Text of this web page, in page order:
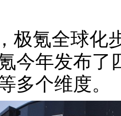
极氪全球化
今年发布了
多个维度。